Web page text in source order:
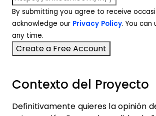
By submitting you agree to receive
acknowledge our Privacy Policy. You can
any time.
Contexto del Proyecto
Definitivamente quieres la opinión